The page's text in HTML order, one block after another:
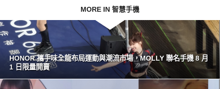
MORE IN 智慧手機
HONOR 攜手味全龍布局運動與潮流市場，MOLLY 聯名手機 8 月
1 日限量開賣